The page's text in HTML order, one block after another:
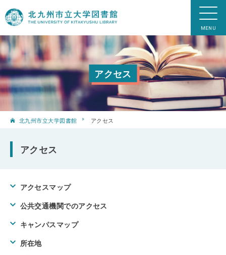
アクセス
北九州市立大学図書館 アクセス
アクセス
アクセスマップ
公共交通機関でのアクセス
キャンパスマップ
所在地